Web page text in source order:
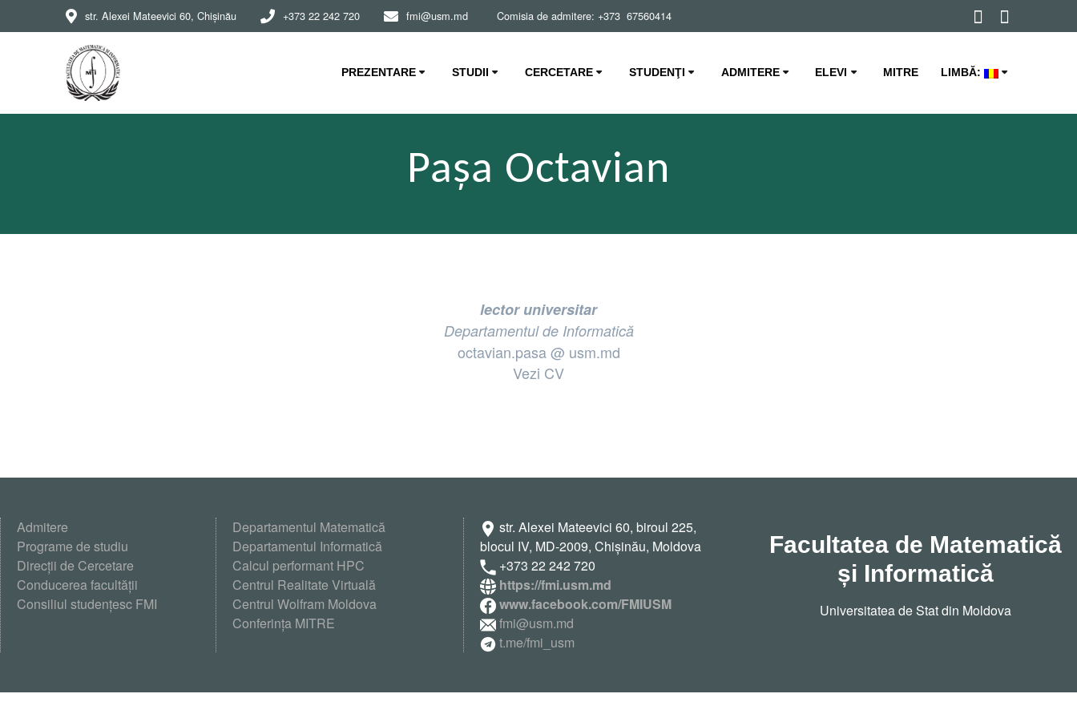
str. Alexei Mateevici 60, Chișinău +373 22 242 720 fmi@usm.md Comisia de admitere: +373 67560414
PREZENTARE STUDII CERCETARE STUDENŢI ADMITERE ELEVI MITRE LIMBĂ:
Pașa Octavian
lector universitar
Departamentul de Informatică
octavian.pasa @ usm.md
Vezi CV
Admitere
Programe de studiu
Direcții de Cercetare
Conducerea facultății
Consiliul studențesc FMI
Departamentul Matematică
Departamentul Informatică
Calcul performant HPC
Centrul Realitate Virtuală
Centrul Wolfram Moldova
Conferința MITRE
str. Alexei Mateevici 60, biroul 225,
blocul IV, MD-2009, Chişinău, Moldova
+373 22 242 720
https://fmi.usm.md
www.facebook.com/FMIUSM
fmi@usm.md
t.me/fmi_usm
Facultatea de Matematică
și Informatică
Universitatea de Stat din Moldova